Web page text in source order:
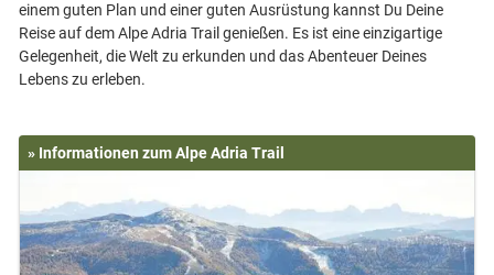
einem guten Plan und einer guten Ausrüstung kannst Du Deine
Reise auf dem Alpe Adria Trail genießen. Es ist eine einzigartige
Gelegenheit, die Welt zu erkunden und das Abenteuer Deines
» Informationen zum Alpe Adria Trail